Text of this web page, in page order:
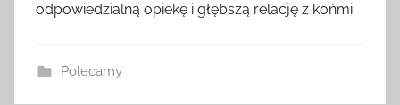
odpowiedzialną opiekę i głębszą relację z końmi.
Polecamy